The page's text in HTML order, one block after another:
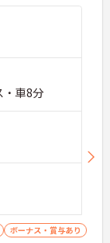
・車8分
ボーナス・賞与あり